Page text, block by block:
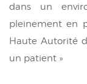
dans un
pleinement en
Haute Autorité
un patient »